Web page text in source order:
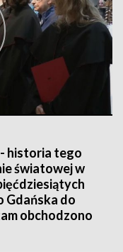
historia tego
światowej w
Gdańska do
obchodzono